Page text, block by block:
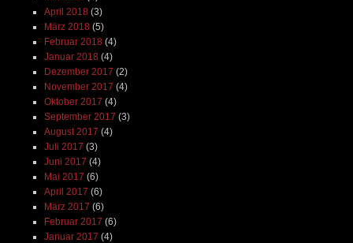
April 2018 (3)
März 2018 (5)
Februar 2018 (4)
Januar 2018 (4)
Dezember 2017 (2)
November 2017 (4)
Oktober 2017 (4)
September 2017 (3)
August 2017 (4)
Juli 2017 (3)
Juni 2017 (4)
Mai 2017 (6)
April 2017 (6)
März 2017 (6)
Februar 2017 (6)
Januar 2017 (4)